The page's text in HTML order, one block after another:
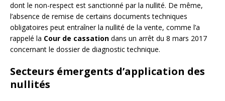
dont le non-respect est sanctionné par la nullité. De même,
l’absence de remise de certains documents techniques
obligatoires peut entraîner la nullité de la vente, comme l’a
rappelé la Cour de cassation dans un arrêt du 8 mars 2017
concernant le dossier de diagnostic technique.
Secteurs émergents d’application des
nullités